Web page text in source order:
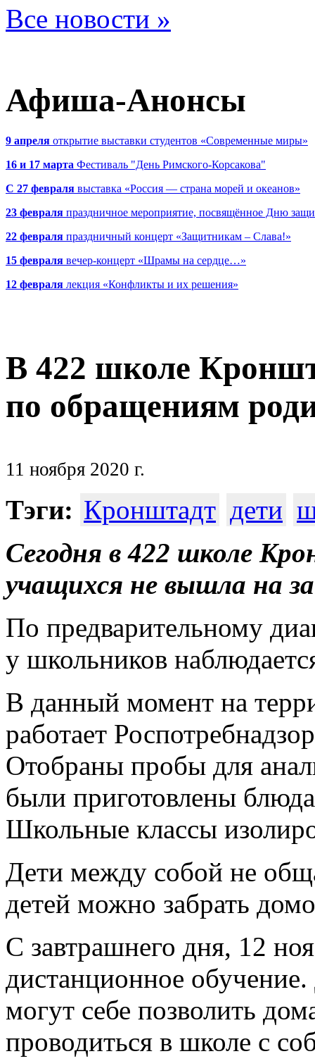
Все новости »
Афиша-Анонсы
9 апреля открытие выставки студентов «Современные миры»
16 и 17 марта Фестиваль "День Римского-Корсакова"
С 27 февраля выставка «Россия — страна морей и океанов»
23 февраля праздничное мероприятие, посвящённое Дню
22 февраля праздничный концерт «Защитникам – Слава!»
15 февраля вечер-концерт «Шрамы на сердце…»
12 февраля лекция «Конфликты и их решения»
В 422 школе
по обращениям
11 ноября 2020 г.
Тэги: Кронштадт дети
Сегодня в 422 школе
учащихся не вышла на
По предварительному
у школьников
В данный момент на
работает
Отобраны пробы для
были приготовлены
Школьные классы
Дети между собой не
детей можно забрать
С завтрашнего дня, 12
дистанционное
могут себе позволить
проводиться в школе с